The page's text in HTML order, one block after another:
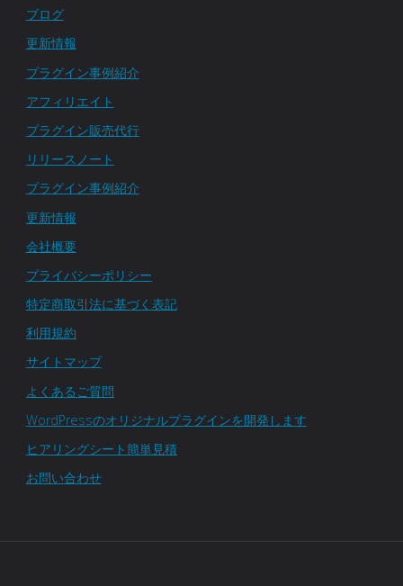
ブログ
更新情報
プラグイン事例紹介
アフィリエイト
プラグイン販売代行
リリースノート
プラグイン事例紹介
更新情報
会社概要
プライバシーポリシー
特定商取引法に基づく表記
利用規約
サイトマップ
よくあるご質問
WordPressのオリジナルプラグインを開発します
ヒアリングシート簡単見積
お問い合わせ